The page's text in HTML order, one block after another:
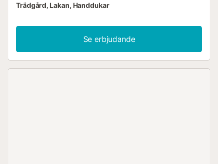
Trädgård, Lakan, Handdukar
Se erbjudande